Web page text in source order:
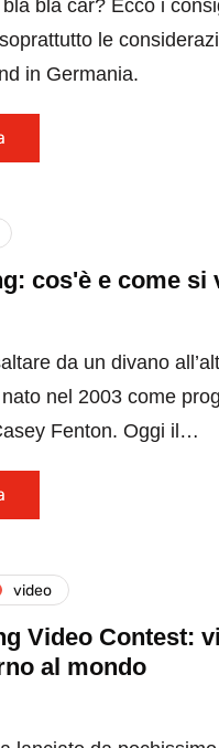
bla car? Ecco i
le
in Germania.
cos'è e come si
da un divano
nel 2003 come
Fenton. Oggi il…
video
Video Contest:
al mondo